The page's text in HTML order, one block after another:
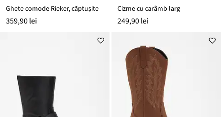
Ghete comode Rieker, căptușite
359,90 lei
Cizme cu carâmb larg
249,90 lei